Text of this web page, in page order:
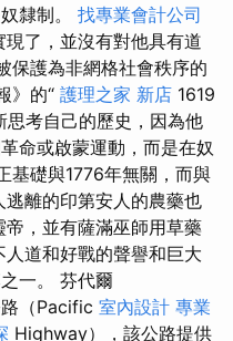
隸制。 找專業會計公司
了，並沒有對他具有道
保護為非網格社會秩序的
》的“ 護理之家 新店 1619
思考自己的歷史，因為他
命或啟蒙運動，而是在奴
基礎與1776年無關，而與
離的印第安人的農藥也
，並有薩滿巫師用草藥
道和好戰的聲譽和巨大
一。 芬代爾
路（Pacific 室內設計 專業
Highway），該公路提供